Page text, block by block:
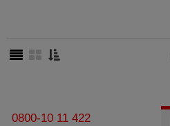
0800-10 11 422